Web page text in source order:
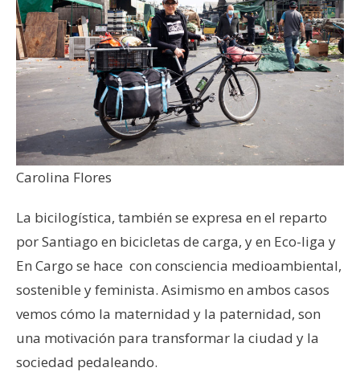
Carolina Flores
La bicilogística, también se expresa en el reparto
por Santiago en bicicletas de carga, y en Eco-liga y
En Cargo se hace con consciencia medioambiental,
sostenible y feminista. Asimismo en ambos casos
vemos cómo la maternidad y la paternidad, son
una motivación para transformar la ciudad y la
sociedad pedaleando.